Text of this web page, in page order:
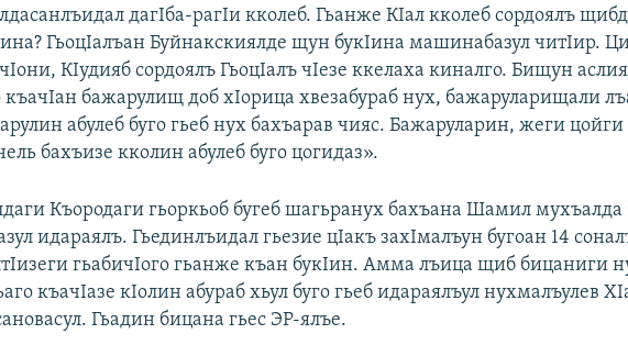
дагIба-рагIи кколеб. Гьанже КIал кколеб сордоялъ
ГьоцIалъан Буйнакскиялде щун букIина машинабазул читIир.
КIудияб сордоялъ ГьоцIалъ чIезе ккелаха киналго. Бищун
къачIан бажарулищ доб хIорица хвезабураб нух, бажаруларищали
абулеб буго гьеб нух бахъарав чияс. Бажаруларин, жеги
бахъизе кколин абулеб буго цогидаз».
Къородаги гьоркьоб бугеб шагьранух бахъана Шамил мухъалда
идараялъ. Гьединлъидал гьезие цIакъ захIмалъун бугоан 14
гьабичIого гьанже къан букIин. Амма лъица щиб бицаниги
къачIазе кIолин абураб хьул буго гьеб идараялъул нухмалъулев
Гьадин бицана гьес ЭР-ялъе.